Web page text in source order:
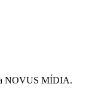
NOVUS MÍDIA.